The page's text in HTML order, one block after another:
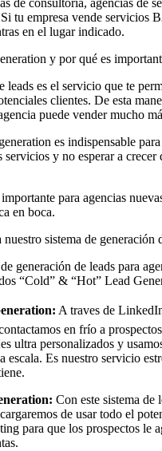
de consultoría, agencias de
tu empresa vende servicios
en el lugar indicado.
y por qué es
leads es el servicio que te
clientes. De esta
puede vender mucho
es indispensable
servicios y no esperar a crecer
para agencias
en boca.
sistema de generación
generación de leads para
“Cold” & “Hot” Lead
A traves de
en frío a
ultra personalizados y
escala. Es nuestro servicio
Con este sistema de
de usar todo el
para que los prospectos le